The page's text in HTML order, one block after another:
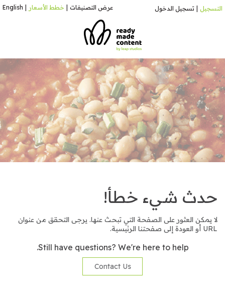
عرض التصنيفات خطط الأسعار English التسجيل تسجيل الدخول
حدث شيء خطأ!
لا يمكن العثور على الصفحة التي تبحث عنها. يرجى التحقق من عنوان
URL أو العودة إلى صفحتنا الرئيسية.
Still have questions? We're here to help.
Contact Us